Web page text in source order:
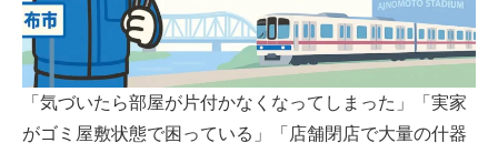
「気づいたら部屋が片付かなくなってしまった」「実家
がゴミ屋敷状態で困っている」「店舗閉店で大量の什器